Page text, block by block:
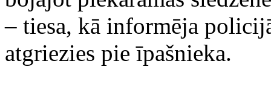
– tiesa, kā informēja
atgriezies pie īpašnieka.